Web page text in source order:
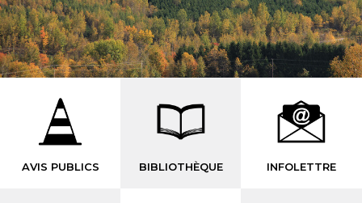
AVIS PUBLICS BIBLIOTHÈQUE INFOLETTRE